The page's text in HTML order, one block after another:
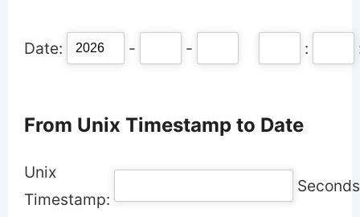
Date: - - :
From Unix Timestamp to Date
Unix
Timestamp:
Seconds